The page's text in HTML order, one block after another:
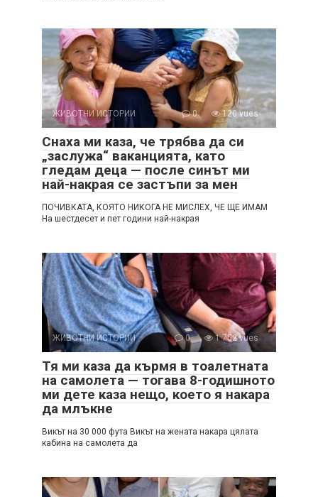
ЖИВОТНИ ИСТОРИИ 0 120 vues
Снаха ми каза, че трябва да си
„заслужа“ ваканцията, като
гледам деца — после синът ми
най-накрая се застъпи за мен
ПОЧИВКАТА, КОЯТО НИКОГА НЕ МИСЛЕХ, ЧЕ ЩЕ ИМАМ
На шестдесет и пет години най-накрая
ЖИВОТНИ ИСТОРИИ 0 1 752 vues
Тя ми каза да кърмя в тоалетната
на самолета — тогава 8-годишното
ми дете каза нещо, което я накара
да млъкне
Викът на 30 000 фута Викът на жената накара цялата
кабина на самолета да